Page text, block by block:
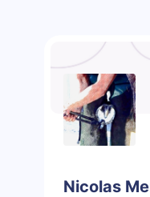
Nicolas